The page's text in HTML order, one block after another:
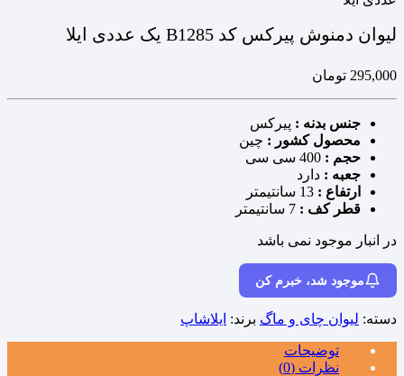
لیوان دمنوش پیرکس کد B1285 یک عددی ایلا
295,000 تومان
جنس بدنه : پیرکس
محصول کشور : چین
حجم :
جعبه : دارد
ارتفاع :
قطر کف :
در انبار موجود نمی باشد
موجود شد، خبرم کن
دسته: لیوان چای و ماگ برند: ایلاشاپ
توضیحات
نظرات (0)